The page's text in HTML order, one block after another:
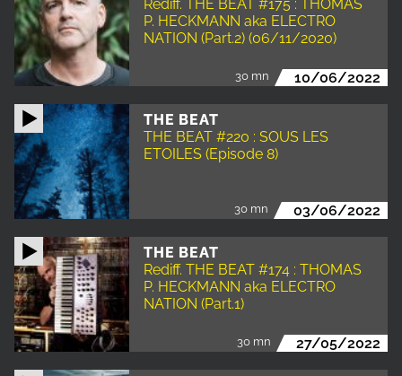
Rediff. THE BEAT #175 : THOMAS
P. HECKMANN aka ELECTRO
NATION (Part.2) (06/11/2020)
30 mn 10/06/2022
THE BEAT
THE BEAT #220 : SOUS LES
ETOILES (Episode 8)
30 mn 03/06/2022
THE BEAT
Rediff. THE BEAT #174 : THOMAS
P. HECKMANN aka ELECTRO
NATION (Part.1)
30 mn 27/05/2022